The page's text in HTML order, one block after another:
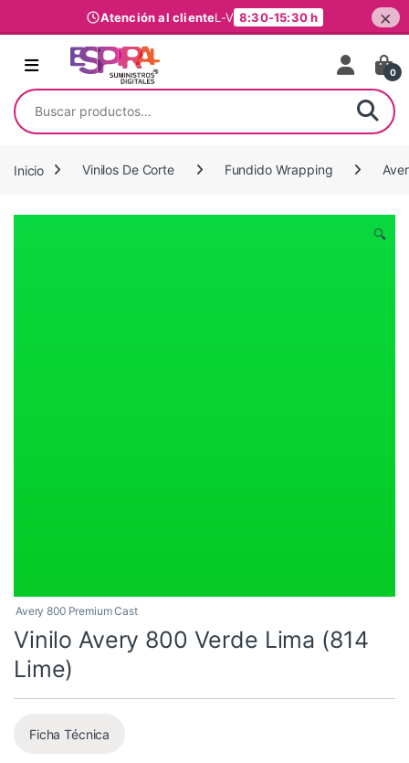
Atención al clienteL-V 8:30-15:30 h ×
Ir al contenido
0
Buscar por:
Inicio Vinilos De Corte Fundido Wrapping
🔍
Avery 800 Premium Cast
Vinilo Avery 800 Verde Lima (814
Lime)
Ficha Técnica